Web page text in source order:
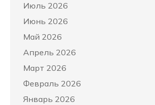
Июль 2026
Июнь 2026
Май 2026
Апрель 2026
Март 2026
Февраль 2026
Январь 2026